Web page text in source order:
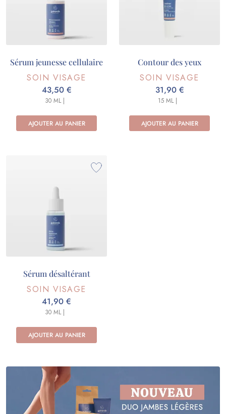
Sérum jeunesse cellulaire
SOIN VISAGE
43,50 €
AJOUTER AU PANIER
30 ML |
Contour des yeux
SOIN VISAGE
31,90 €
AJOUTER AU PANIER
15 ML |
Sérum désaltérant
SOIN VISAGE
41,90 €
AJOUTER AU PANIER
30 ML |